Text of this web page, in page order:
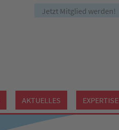
Jetzt Mitglied werden!
AKTUELLES EXPERTISE